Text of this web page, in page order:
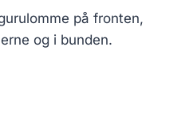
på fronten,
og i bunden.